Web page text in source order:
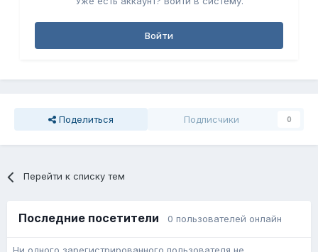
Войти
Поделиться Подписчики 0
Перейти к списку тем
Последние посетители 0 пользователей онлайн